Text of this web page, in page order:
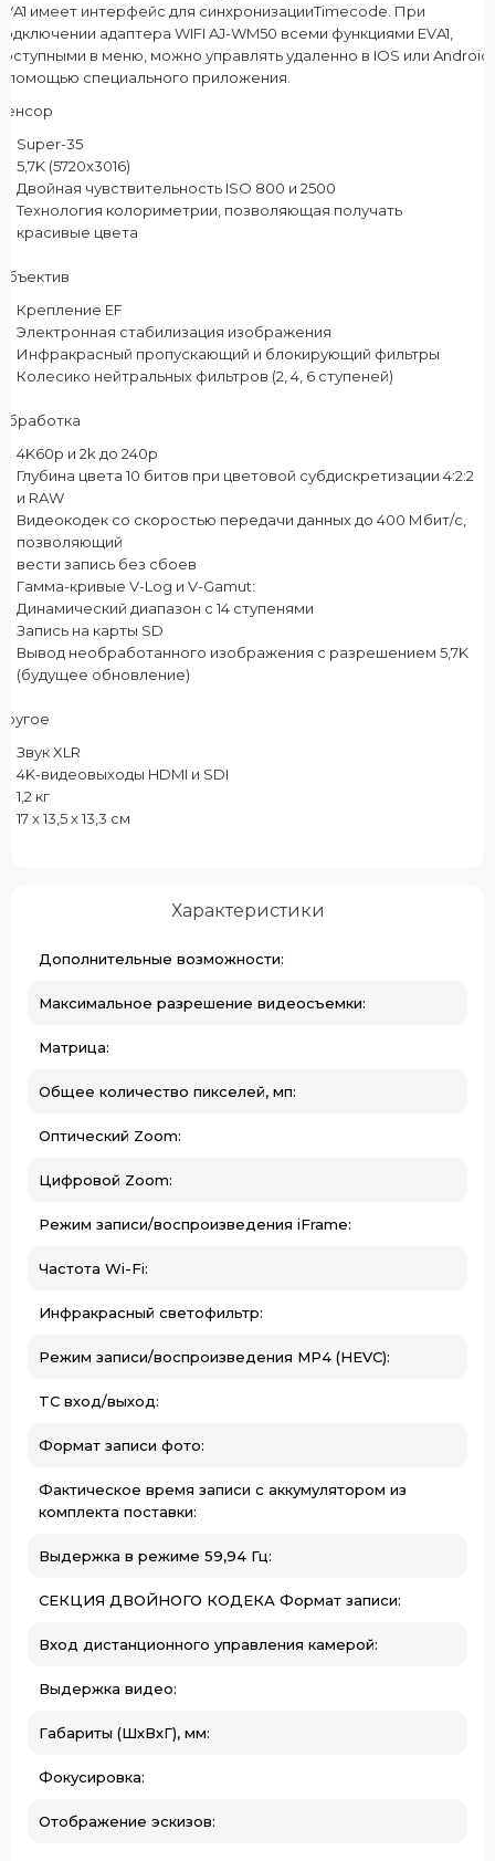
имеет интерфейс для синхронизацииTimecode. При
адаптера WIFI AJ-WM50 всеми функциями EVA1,
в меню, можно управлять удаленно в IOS или Android
помощью специального приложения.
Super-35
5,7K (5720x3016)
Двойная чувствительность ISO 800 и 2500
Технология колориметрии, позволяющая получать
красивые цвета
Крепление EF
Электронная стабилизация изображения
Инфракрасный пропускающий и блокирующий фильтры
Колесико нейтральных фильтров (2, 4, 6 ступеней)
4K60p и 2k до 240p
Глубина цвета 10 битов при цветовой субдискретизации 4:2:2
и RAW
Видеокодек со скоростью передачи данных до 400 Мбит/с,
позволяющий
вести запись без сбоев
Гамма-кривые V-Log и V-Gamut:
Динамический диапазон с 14 ступенями
Запись на карты SD
Вывод необработанного изображения с разрешением 5,7K
(будущее обновление)
Звук XLR
4K-видеовыходы HDMI и SDI
1,2 кг
17 x 13,5 x 13,3 см
Характеристики
Дополнительные возможности:
Максимальное разрешение видеосъемки:
Матрица:
Общее количество пикселей, мп:
Оптический Zoom:
Цифровой Zoom:
Режим записи/воспроизведения iFrame:
Частота Wi-Fi:
Инфракрасный светофильтр:
Режим записи/воспроизведения MP4 (HEVC):
TC вход/выход:
Формат записи фото:
Фактическое время записи с аккумулятором из
комплекта поставки:
Выдержка в режиме 59,94 Гц:
СЕКЦИЯ ДВОЙНОГО КОДЕКА Формат записи:
Вход дистанционного управления камерой:
Выдержка видео:
Габариты (ШхВхГ), мм:
Фокусировка:
Отображение эскизов: